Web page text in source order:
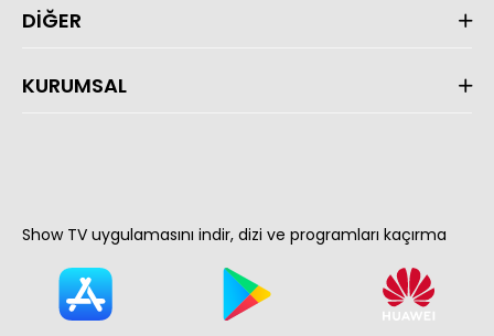
DİĞER
KURUMSAL
Show TV uygulamasını indir, dizi ve programları kaçırma